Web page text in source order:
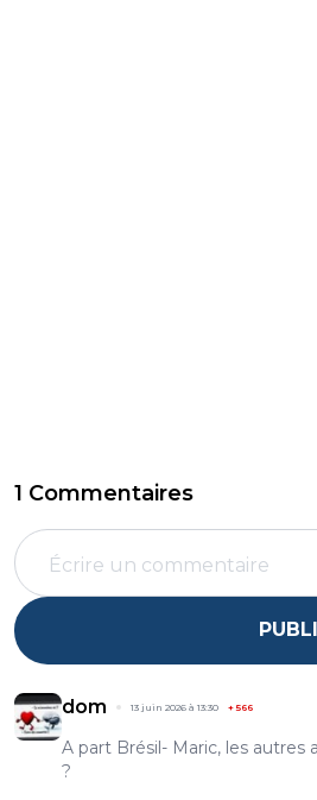
1 Commentaires
dom 13 juin 2026 à 13:30 + 566
A part Brésil- Maric, les
?